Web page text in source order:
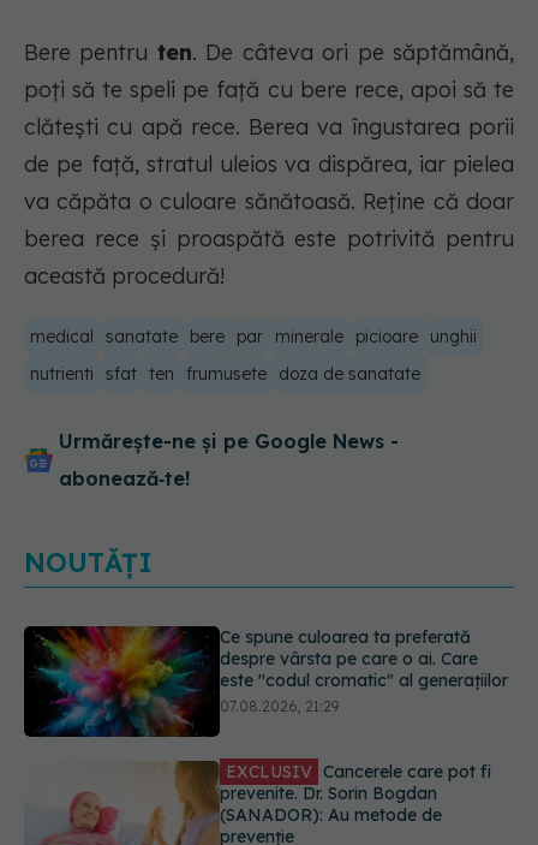
Bere pentru ten. De câteva ori pe săptămână,
poți să te speli pe față cu bere rece, apoi să te
clătești cu apă rece. Berea va îngustarea porii
de pe față, stratul uleios va dispărea, iar pielea
va căpăta o culoare sănătoasă. Reține că doar
berea rece și proaspătă este potrivită pentru
această procedură!
medical sanatate bere par minerale picioare
unghii
nutrienti
sfat ten frumusete doza de sanatate
Urmărește-ne și pe Google News -
abonează‑te!
NOUTĂȚI
EXCLUSIV Cancerele care pot fi
prevenite. Dr. Sorin Bogdan
(SANADOR): Au metode de
prevenție
Testul din deget care ar putea
indica riscul pentru 8 boli majore
07.08.2026, 18:34